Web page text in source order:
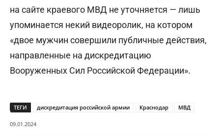
на сайте краевого МВД не уточняется — лишь
упоминается некий видеоролик, на котором
«двое мужчин совершили публичные действия,
направленные на дискредитацию
Вооруженных Сил Российской Федерации».
ТЕГИ дискредитация российской армии Краснодар МВД
09.01.2024